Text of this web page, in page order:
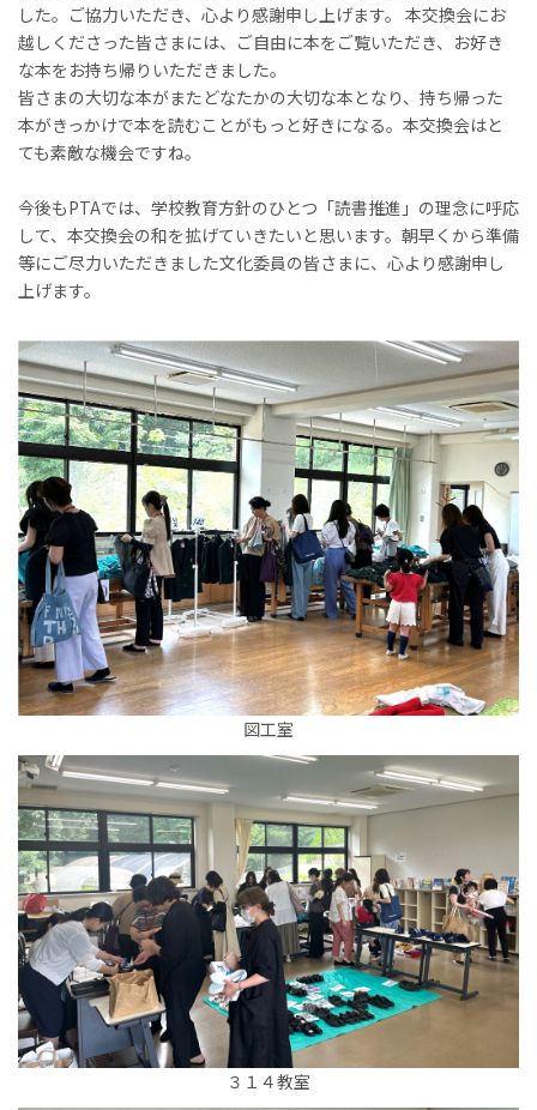
した。ご協力いただき、心より感謝申し上げます。 本交換会にお
越しくださった皆さまには、ご自由に本をご覧いただき、お好き
な本をお持ち帰りいただきました。
皆さまの大切な本がまたどなたかの大切な本となり、持ち帰った
本がきっかけで本を読むことがもっと好きになる。本交換会はと
ても素敵な機会ですね。
今後もPTAでは、学校教育方針のひとつ「読書推進」の理念に呼応
して、本交換会の和を拡げていきたいと思います。朝早くから準備
等にご尽力いただきました文化委員の皆さまに、心より感謝申し
上げます。
図工室
３１４教室